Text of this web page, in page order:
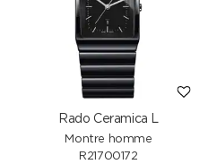
Rado Ceramica L
Montre homme
R21700172